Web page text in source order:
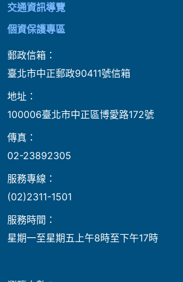
交通資訊導覽
個資保護專區
郵政信箱：
臺北市中正郵政90411號信箱
地址：
100006臺北市中正區博愛路172號
傳真：
02-23892305
服務專線：
(02)2311-1501
服務時間：
星期一至星期五上午8時至下午17時